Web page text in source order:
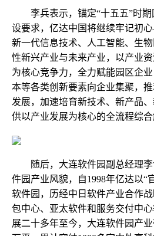
李兵表示，锚定“十五五”时
设要求，亿达中国将继续牢记初
新一代信息技术、人工智能、生
性新兴产业与未来产业，以产业
为核心竞争力，全力赋能园区企
本等各类创新要素向企业集聚，
发展，加速培育新技术、新产品
供以产业发展为核心的全流程综合
随后，大连软件园副总经理
件园产业风貌，自1998年亿达以“
软件园，历经中日软件产业合作
包中心、亚太软件和服务交付中
展二十多年至今，大连软件园产